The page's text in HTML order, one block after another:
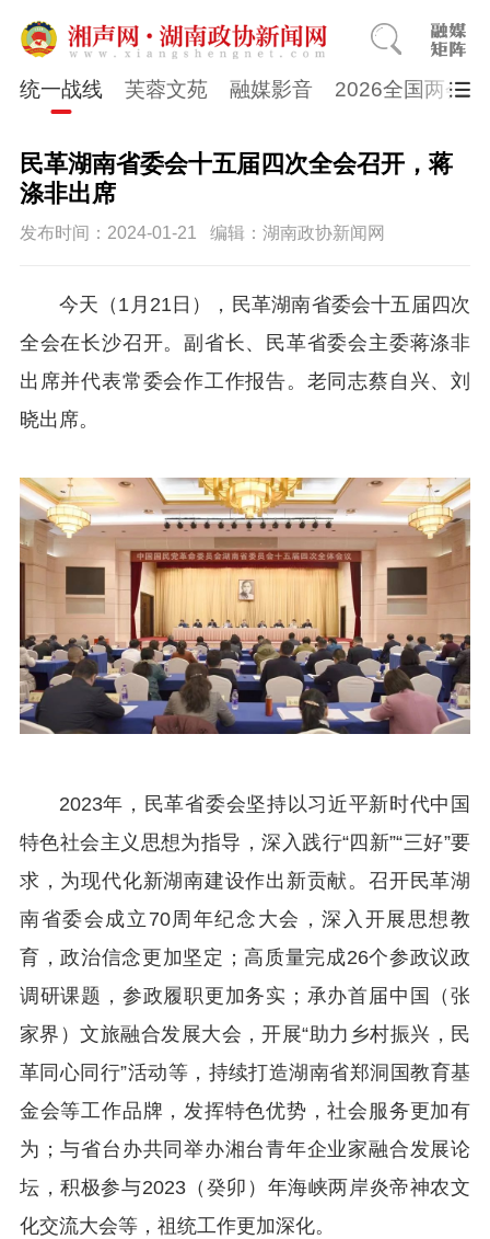
统一战线 芙蓉文苑 融媒影音 2026全国两会
民革湖南省委会十五届四次全会召开，蒋
涤非出席
发布时间：2024-01-21 编辑：湖南政协新闻网
今天（1月21日），民革湖南省委会十五届四次
全会在长沙召开。副省长、民革省委会主委蒋涤非
出席并代表常委会作工作报告。老同志蔡自兴、刘
晓出席。
2023年，民革省委会坚持以习近平新时代中国
特色社会主义思想为指导，深入践行“四新”“三好”要
求，为现代化新湖南建设作出新贡献。召开民革湖
南省委会成立70周年纪念大会，深入开展思想教
育，政治信念更加坚定；高质量完成26个参政议政
调研课题，参政履职更加务实；承办首届中国（张
家界）文旅融合发展大会，开展“助力乡村振兴，民
革同心同行”活动等，持续打造湖南省郑洞国教育基
金会等工作品牌，发挥特色优势，社会服务更加有
为；与省台办共同举办湘台青年企业家融合发展论
坛，积极参与2023（癸卯）年海峡两岸炎帝神农文
化交流大会等，祖统工作更加深化。